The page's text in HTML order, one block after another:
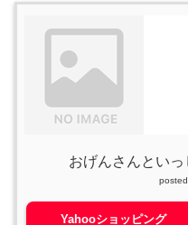
おげんさんとい
Yahooショッピング